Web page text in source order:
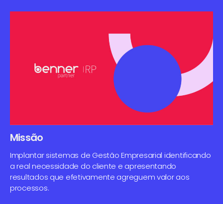
Missão
Implantar sistemas de Gestão Empresarial identificando
a real necessidade do cliente e apresentando
resultados que efetivamente agreguem valor aos
processos.